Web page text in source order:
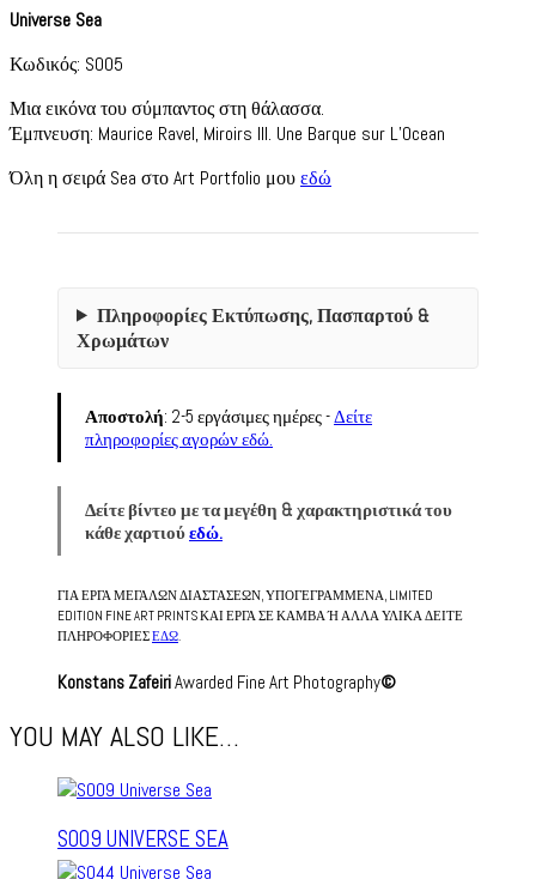
Universe Sea
Κωδικός: S005
Μια εικόνα του σύμπαντος στη θάλασσα.
Έμπνευση: Maurice Ravel, Miroirs III. Une Barque sur L’Ocean
Όλη η σειρά Sea στο Art Portfolio μουεδώ
Πληροφορίες Εκτύπωσης, Πασπαρτού &
Χρωμάτων
Αποστολή: 2-5 εργάσιμες ημέρες -Δείτε
πληροφορίες αγορών εδώ.
Δείτε βίντεο με τα μεγέθη & χαρακτηριστικά του
κάθε χαρτιούεδώ.
ΓΙΑ ΕΡΓΑ ΜΕΓΑΛΩΝ ΔΙΑΣΤΑΣΕΩΝ, ΥΠΟΓΕΓΡΑΜΜΕΝΑ, LIMITED
EDITION FINE ART PRINTS ΚΑΙ ΕΡΓΑ ΣΕ ΚΑΜΒΑ Ή ΑΛΛΑ ΥΛΙΚΑ ΔΕΙΤΕ
ΠΛΗΡΟΦΟΡΙΕΣΕΔΩ
Konstans ZafeiriAwarded Fine Art Photography©
YOU MAY ALSO LIKE…
S009 UNIVERSE SEA